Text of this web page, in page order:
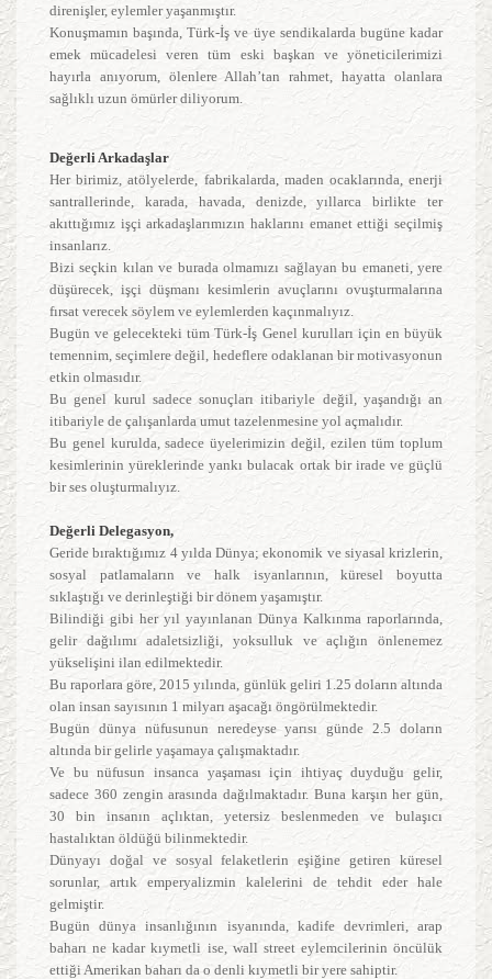
direnişler, eylemler yaşanmıştır.
Konuşmamın başında, Türk-İş ve üye sendikalarda bugüne kadar
emek mücadelesi veren tüm eski başkan ve yöneticilerimizi
hayırla anıyorum, ölenlere Allah’tan rahmet, hayatta olanlara
sağlıklı uzun ömürler diliyorum.
Değerli Arkadaşlar
Her birimiz, atölyelerde, fabrikalarda, maden ocaklarında, enerji
santrallerinde, karada, havada, denizde, yıllarca birlikte ter
akıttığımız işçi arkadaşlarımızın haklarını emanet ettiği seçilmiş
insanlarız.
Bizi seçkin kılan ve burada olmamızı sağlayan bu emaneti, yere
düşürecek, işçi düşmanı kesimlerin avuçlarını ovuşturmalarına
fırsat verecek söylem ve eylemlerden kaçınmalıyız.
Bugün ve gelecekteki tüm Türk-İş Genel kurulları için en büyük
temennim, seçimlere değil, hedeflere odaklanan bir motivasyonun
etkin olmasıdır.
Bu genel kurul sadece sonuçları itibariyle değil, yaşandığı an
itibariyle de çalışanlarda umut tazelenmesine yol açmalıdır.
Bu genel kurulda, sadece üyelerimizin değil, ezilen tüm toplum
kesimlerinin yüreklerinde yankı bulacak ortak bir irade ve güçlü
bir ses oluşturmalıyız.
Değerli Delegasyon,
Geride bıraktığımız 4 yılda Dünya; ekonomik ve siyasal krizlerin,
sosyal patlamaların ve halk isyanlarının, küresel boyutta
sıklaştığı ve derinleştiği bir dönem yaşamıştır.
Bilindiği gibi her yıl yayınlanan Dünya Kalkınma raporlarında,
gelir dağılımı adaletsizliği, yoksulluk ve açlığın önlenemez
yükselişini ilan edilmektedir.
Bu raporlara göre, 2015 yılında, günlük geliri 1.25 doların altında
olan insan sayısının 1 milyarı aşacağı öngörülmektedir.
Bugün dünya nüfusunun neredeyse yarısı günde 2.5 doların
altında bir gelirle yaşamaya çalışmaktadır.
Ve bu nüfusun insanca yaşaması için ihtiyaç duyduğu gelir,
sadece 360 zengin arasında dağılmaktadır. Buna karşın her gün,
30 bin insanın açlıktan, yetersiz beslenmeden ve bulaşıcı
hastalıktan öldüğü bilinmektedir.
Dünyayı doğal ve sosyal felaketlerin eşiğine getiren küresel
sorunlar, artık emperyalizmin kalelerini de tehdit eder hale
gelmiştir.
Bugün dünya insanlığının isyanında, kadife devrimleri, arap
baharı ne kadar kıymetli ise, wall street eylemcilerinin öncülük
ettiği Amerikan baharı da o denli kıymetli bir yere sahiptir.